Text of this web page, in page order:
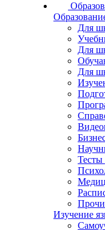
Для
Для
Для
Тесты
Изучение